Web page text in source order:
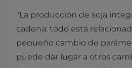
"La producción de soja
cadena: todo está
pequeño cambio de
puede dar lugar a otros